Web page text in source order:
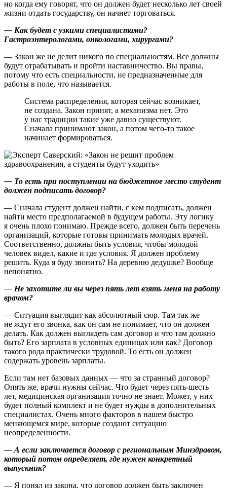
но когда ему говорят, что он должен будет несколько лет своей
жизни отдать государству, он начнет торговаться.
— Как будет с узкими специалистами?
Гастроэнтерологами, онкологами, хирургами?
— Закон же не делит никого по специальностям. Все должны
будут отрабатывать и пройти наставничество. Вы правы,
потому что есть специальности, не предназначенные для
работы в поле, что называется.
Система распределения, которая сейчас возникает,
не создана. Закон принят, а механизма нет. Это
у нас традиции такие уже давно существуют.
Сначала принимают закон, а потом чего-то такое
начинает формироваться.
— То есть при поступлении на бюджетное место студент
должен подписать договор?
— Сначала студент должен найти, с кем подписать, должен
найти место предполагаемой в будущем работы. Эту логику
я очень плохо понимаю. Прежде всего, должен быть перечень
организаций, которые готовы принимать молодых врачей.
Соответственно, должны быть условия, чтобы молодой
человек видел, какие и где условия. Я должен проблему
решить. Куда я буду звонить? На деревню дедушке? Вообще
непонятно.
— Не захотите ли вы через пять лет взять меня на работу
врачом?
— Ситуация выглядит как абсолютный сюр. Там так же
не ждут его звонка, как он сам не понимает, что он должен
делать. Как должен выглядеть сам договор и что там должно
быть? Его зарплата в условных единицах или как? Договор
такого рода практически трудовой. То есть он должен
содержать уровень зарплаты.
Если там нет базовых данных — что за странный договор?
Опять же, врачи нужны сейчас. Что будет через пять-шесть
лет, медицинская организация точно не знает. Может, у них
будет полный комплект и не будет нужды в дополнительных
специалистах. Очень много факторов в нашем быстро
меняющемся мире, которые создают ситуацию
неопределенности.
— А если заключается договор с региональным Минздравом,
который потом определяет, где нужен конкретный
выпускник?
— Я понял из закона, что договор должен быть заключен